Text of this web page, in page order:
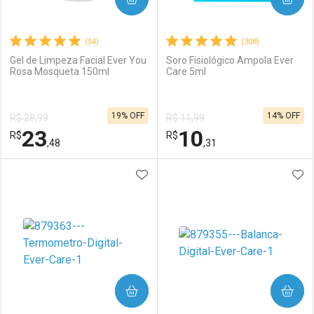
(54)
Gel de Limpeza Facial Ever You
Rosa Mosqueta 150ml
R$ 28,99
R$23,48
19% OFF
Laboratório
Por Menos
(308)
Soro Fisiológico Ampola Ever
Care 5ml
R$ 11,99
R$10,31
14% OFF
ADICIONAR AOS FAVORITOS
COMPRAR COMPRAR